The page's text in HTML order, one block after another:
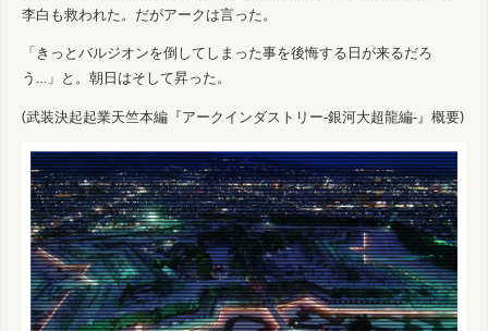
李白も救われた。だがアークは言った。
「きっとバルジオンを倒してしまった事を後悔する日が来るだろ
う…」と。朝日はそして昇った。
(武装決起起業天竺本編『アークインダストリー-銀河大超龍編-』概要)